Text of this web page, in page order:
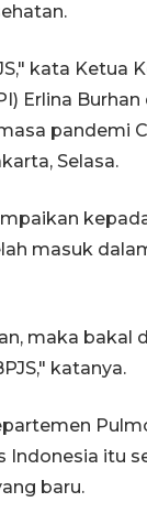
kata Ketua
Erlina
pandemi
Selasa.
masuk
maka bakal
katanya.
Indonesia itu
baru.